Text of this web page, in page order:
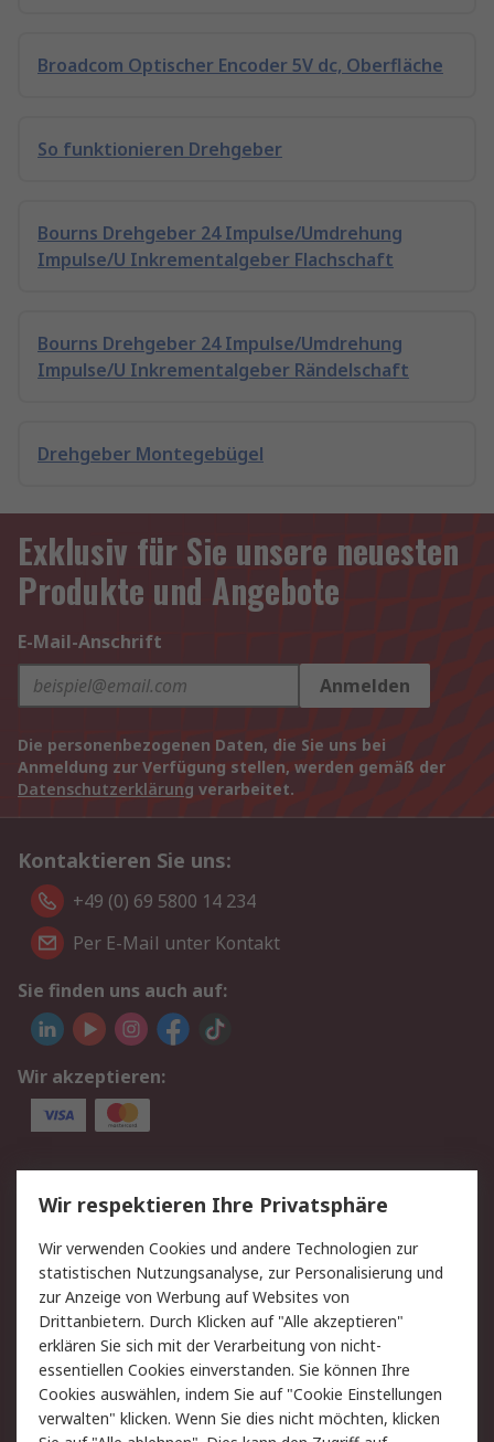
Broadcom Optischer Encoder 5V dc, Oberfläche
So funktionieren Drehgeber
Bourns Drehgeber 24 Impulse/Umdrehung
Impulse/U Inkrementalgeber Flachschaft
Bourns Drehgeber 24 Impulse/Umdrehung
Impulse/U Inkrementalgeber Rändelschaft
Drehgeber Montegebügel
Exklusiv für Sie unsere neuesten
Produkte und Angebote
E-Mail-Anschrift
Anmelden
Die personenbezogenen Daten, die Sie uns bei
Anmeldung zur Verfügung stellen, werden gemäß der
Datenschutzerklärung verarbeitet.
Kontaktieren Sie uns:
+49 (0) 69 5800 14 234
Per E-Mail unter Kontakt
Sie finden uns auch auf:
Wir akzeptieren:
Service
Value Added Services
Lieferlösungen
Rücksendungen
Kontakt
Hilfe
Privatkunden
Rechtliches
AGB
Datenschutz
Cookie-Richtlinie
Zahlungsbedingungen
Wir respektieren Ihre Privatsphäre
Wir verwenden Cookies und andere Technologien zur
statistischen Nutzungsanalyse, zur Personalisierung und
zur Anzeige von Werbung auf Websites von
Drittanbietern. Durch Klicken auf "Alle akzeptieren"
erklären Sie sich mit der Verarbeitung von nicht-
essentiellen Cookies einverstanden. Sie können Ihre
Cookies auswählen, indem Sie auf "Cookie Einstellungen
verwalten" klicken. Wenn Sie dies nicht möchten, klicken